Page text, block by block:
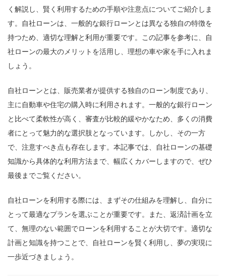
く解説し、賢く利用するための手順や注意点についてご紹介しま
す。自社ローンは、一般的な銀行ローンとは異なる独自の特徴を
持つため、適切な理解と利用が重要です。この記事を参考に、自
社ローンの最大のメリットを活用し、理想の車や家を手に入れま
しょう。
自社ローンとは、販売業者が提供する独自のローン制度であり、
主に自動車や住宅の購入時に利用されます。一般的な銀行ローン
と比べて柔軟性が高く、審査が比較的緩やかなため、多くの消費
者にとって魅力的な選択肢となっています。しかし、その一方
で、注意すべき点も存在します。本記事では、自社ローンの基礎
知識から具体的な利用方法まで、幅広くカバーしますので、ぜひ
最後までご覧ください。
自社ローンを利用する際には、まずその仕組みを理解し、自分に
とって最適なプランを選ぶことが重要です。また、返済計画を立
て、無理のない範囲でローンを利用することが大切です。適切な
計画と知識を持つことで、自社ローンを賢く利用し、夢の実現に
一歩近づきましょう。